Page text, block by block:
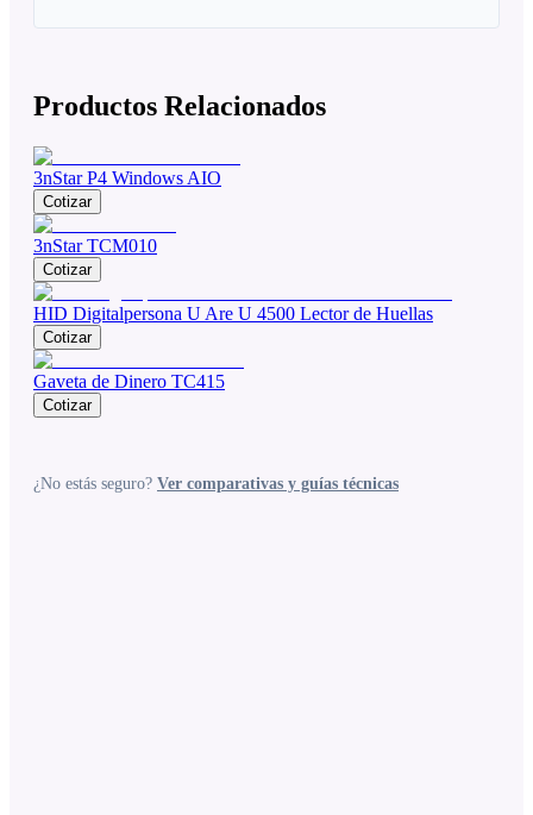
Productos Relacionados
3nStar P4 Windows AIO
Cotizar
3nStar TCM010
Cotizar
HID Digitalpersona U Are U 4500 Lector de Huellas
Cotizar
Gaveta de Dinero TC415
Cotizar
¿No estás seguro? Ver comparativas y guías técnicas